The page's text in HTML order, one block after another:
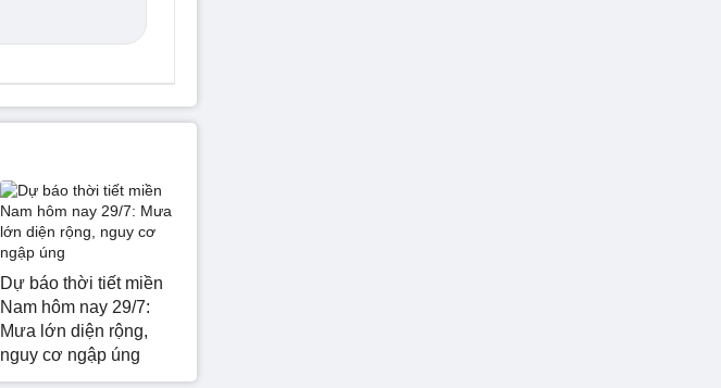
Dự báo thời tiết miền
Nam hôm nay 29/7:
Mưa lớn diện rộng,
nguy cơ ngập úng